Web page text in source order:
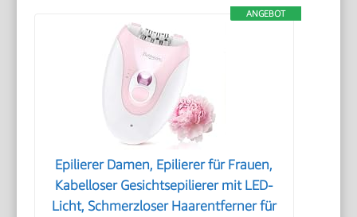
ANGEBOT
Epilierer Damen, Epilierer für Frauen,
Kabelloser Gesichtsepilierer mit LED-
Licht, Schmerzloser Haarentferner für